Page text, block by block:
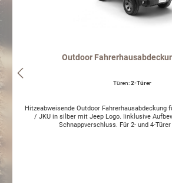
Outdoor
Türen:2-Türer
/ JKU in silber mit Jeep Logo. Iinklusive
Schnappverschluss. Für 2- und 4-